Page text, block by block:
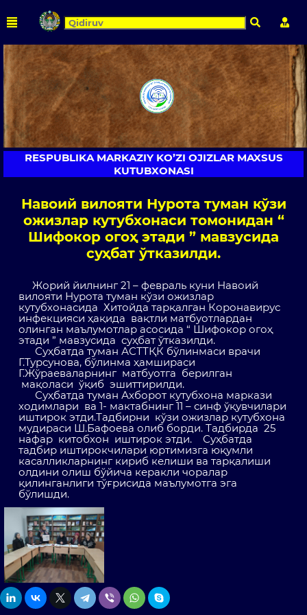
Qidirish
RESPUBLIKA MARKAZIY KO’ZI OJIZLAR MAXSUS
KUTUBXONASI
Навоий вилояти Нурота туман кўзи
ожизлар кутубхонаси томонидан “
Шифокор огоҳ этади ” мавзусида
суҳбат ўтказилди.
Жорий йилнинг 21 – февраль куни Навоий
вилояти Нурота туман кўзи ожизлар
кутубхонасида Хитойда тарқалган Коронавирус
инфекцияси ҳақида вақтли матбуотлардан
олинган маълумотлар асосида “ Шифокор огоҳ
этади ” мавзусида суҳбат ўтказилди.
Суҳбатда туман АСТТҚК бўлинмаси врачи
Г.Турсунова, бўлинма ҳамшираси
Г.Жўраеваларнинг матбуотга берилган
мақоласи ўқиб эшиттирилди.
Суҳбатда туман Ахборот кутубхона маркази
ходимлари ва 1- мактабнинг 11 – синф ўқувчилари
иштирок этди.Тадбирни кўзи ожизлар кутубхона
мудираси Ш.Бафоева олиб борди. Тадбирда 25
нафар китобхон иштирок этди. Суҳбатда
тадбир иштирокчилари юртимизга юқумли
касалликларнинг кириб келиши ва тарқалиши
олдини олиш бўйича керакли чоралар
қилинганлиги тўғрисида маълумотга эга
бўлишди.